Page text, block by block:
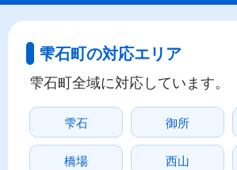
雫石町の対応エリア
雫石町全域に対応しています。
雫石 御所
橋場 西山